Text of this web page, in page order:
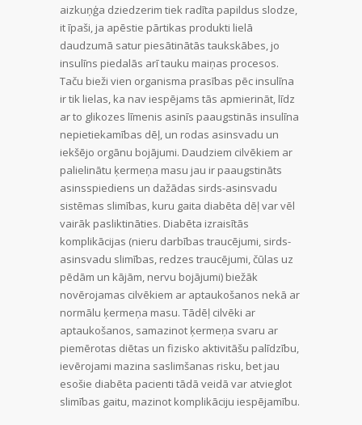
aizkuņģa dziedzerim tiek radīta papildus slodze,
it īpaši, ja apēstie pārtikas produkti lielā
daudzumā satur piesātinātās taukskābes, jo
insulīns piedalās arī tauku maiņas procesos.
Taču bieži vien organisma prasības pēc insulīna
ir tik lielas, ka nav iespējams tās apmierināt, līdz
ar to glikozes līmenis asinīs paaugstinās insulīna
nepietiekamības dēļ, un rodas asinsvadu un
iekšējo orgānu bojājumi. Daudziem cilvēkiem ar
palielinātu ķermeņa masu jau ir paaugstināts
asinsspiediens un dažādas sirds-asinsvadu
sistēmas slimības, kuru gaita diabēta dēļ var vēl
vairāk pasliktināties. Diabēta izraisītās
komplikācijas (nieru darbības traucējumi, sirds-
asinsvadu slimības, redzes traucējumi, čūlas uz
pēdām un kājām, nervu bojājumi) biežāk
novērojamas cilvēkiem ar aptaukošanos nekā ar
normālu ķermeņa masu. Tādēļ cilvēki ar
aptaukošanos, samazinot ķermeņa svaru ar
piemērotas diētas un fizisko aktivitāšu palīdzību,
ievērojami mazina saslimšanas risku, bet jau
esošie diabēta pacienti tādā veidā var atvieglot
slimības gaitu, mazinot komplikāciju iespējamību.